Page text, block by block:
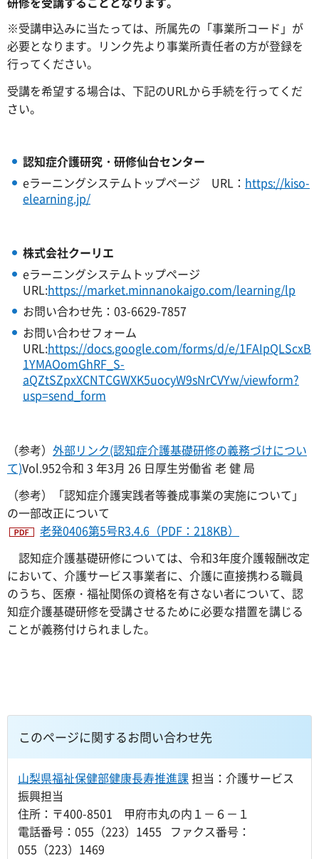
※受講申込みに当たっては、所属先の「事業所コード」が
必要となります。リンク先より事業所責任者の方が登録を
行ってください。
受講を希望する場合は、下記のURLから手続を行ってくだ
さい。
認知症介護研究・研修仙台センター
eラーニングシステムトップページ URL： https://kiso-
elearning.jp/
株式会社クーリエ
eラーニングシステムトップページ
URL:https://market.minnanokaigo.com/learning/lp
お問い合わせ先：03-6629-7857
お問い合わせフォーム
URL:https://docs.google.com/forms/d/e/1FAIpQLScxB
1YMAOomGhRF_S-
aQZtSZpxXCNTCGWXK5uocyW9sNrCVYw/viewform?
usp=send_form
（参考） 外部リンク(認知症介護基礎研修の義務づけについ
て)Vol.952令和 3 年3月 26 日厚生労働省 老 健 局
（参考）「認知症介護実践者等養成事業の実施について」
の一部改正について
老発0406第5号R3.4.6（PDF：218KB）
認知症介護基礎研修については、令和3年度介護報酬改定
において、介護サービス事業者に、介護に直接携わる職員
のうち、医療・福祉関係の資格を有さない者について、認
知症介護基礎研修を受講させるために必要な措置を講じる
ことが義務付けられました。
このページに関するお問い合わせ先
山梨県福祉保健部健康長寿推進課担当：介護サービス
振興担当
住所：〒400-8501 甲府市丸の内１－６－１
電話番号：055（223）1455 ファクス番号：
055（223）1469